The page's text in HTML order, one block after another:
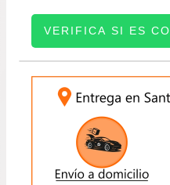
2025
VALEO
CANTIDAD
VERIFICA SI ES